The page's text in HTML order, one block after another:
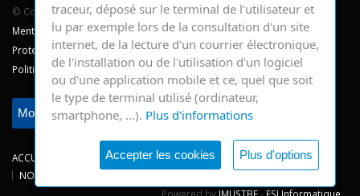
© Copyright 2026 - CHR Verviers.
Mentions légales
Protection des données
Politique de cookie
Modifier mes préférences
ACCUEIL CONSULTATIONS HOSPITALISATIONS
NEWS
NOS SITES
traceur, déposé sur le terminal de l’utilisateur et
lu par exemple lors de la consultation d'un site
internet, de la lecture d'un courrier électronique,
de l'installation ou de l'utilisation d'un logiciel
ou d'une application mobile et ce, quel que soit
le type de terminal utilisé (ordinateur,
smartphone, …). Plus d'informations
Accepter les cookies Plus d'options